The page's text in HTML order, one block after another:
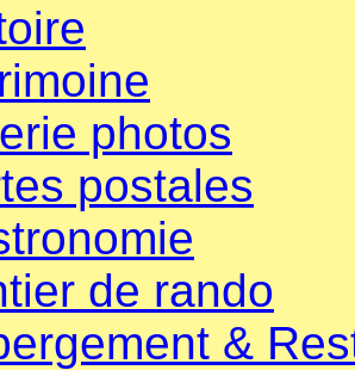
photos
postales
de rando
&